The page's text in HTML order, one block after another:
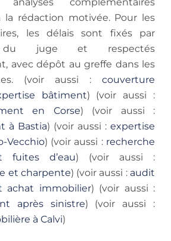
rédaction motivée. Pour les
les délais sont fixés par
du juge et respectés
avec dépôt au greffe dans les
(voir aussi : couverture
bâtiment) (voir aussi :
en Corse) (voir aussi :
à Bastia) (voir aussi : expertise
Vecchio) (voir aussi : recherche
fuites d’eau) (voir aussi :
et charpente) (voir aussi : audit
achat immobilier) (voir aussi :
après sinistre) (voir aussi :
à Calvi)